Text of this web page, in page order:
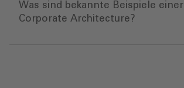
Was sind bekannte Beispiele einer
Corporate Architecture?